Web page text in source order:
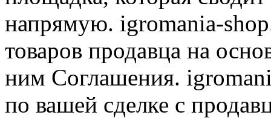
напрямую. igromania-
товаров продавца на
ним Соглашения.
по вашей сделке с